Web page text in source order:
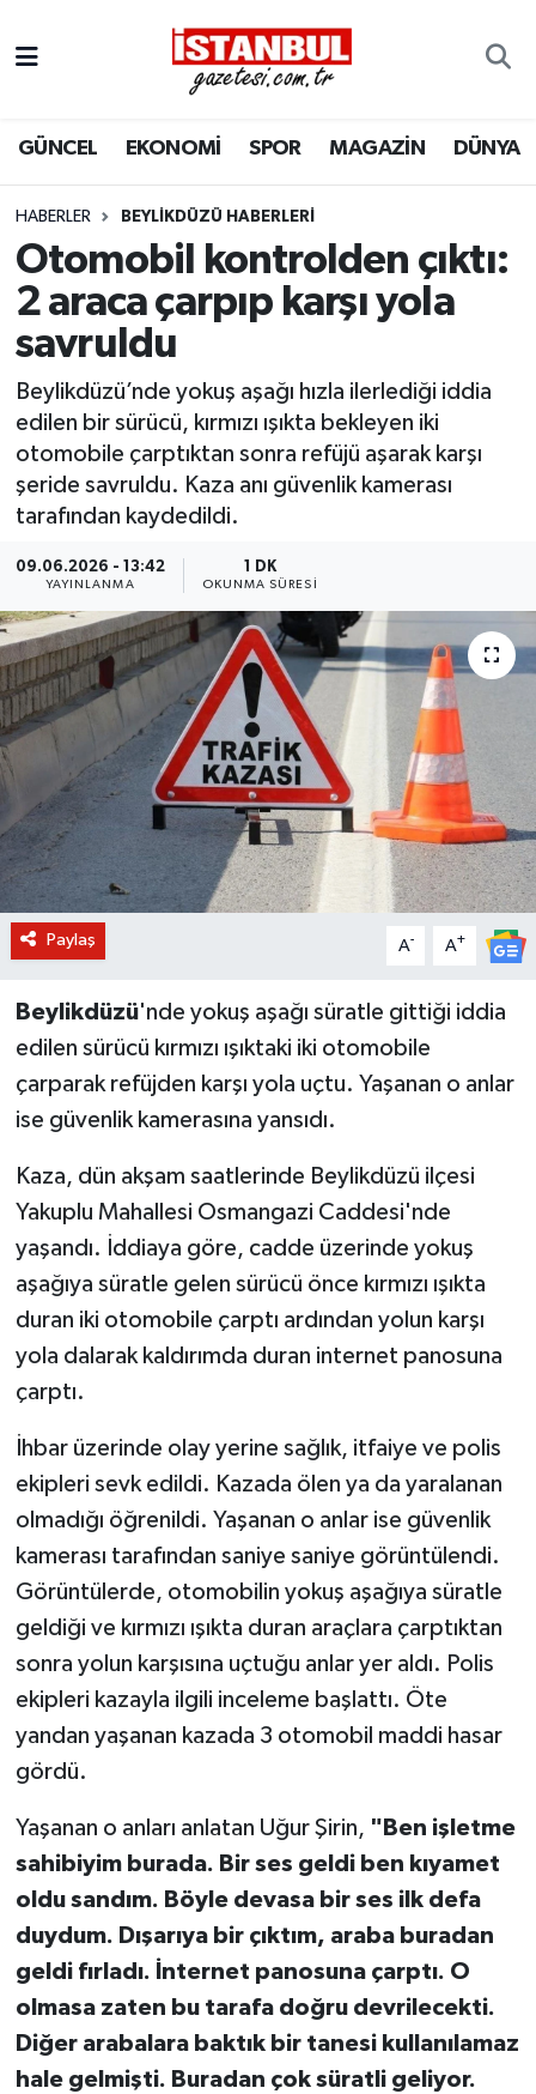
GÜNCEL EKONOMİ SPOR MAGAZİN DÜNYA
HABERLER BEYLIKDÜZÜ HABERLERI
Otomobil kontrolden çıktı:
2 araca çarpıp karşı yola
savruldu
Beylikdüzü’nde yokuş aşağı hızla ilerlediği iddia
edilen bir sürücü, kırmızı ışıkta bekleyen iki
otomobile çarptıktan sonra refüjü aşarak karşı
şeride savruldu. Kaza anı güvenlik kamerası
tarafından kaydedildi.
09.06.2026 - 13:42
YAYINLANMA
1 DK
OKUNMA SÜRESI
Paylaş A- A+
Beylikdüzü'nde yokuş aşağı süratle gittiği iddia
edilen sürücü kırmızı ışıktaki iki otomobile
çarparak refüjden karşı yola uçtu. Yaşanan o anlar
ise güvenlik kamerasına yansıdı.
Kaza, dün akşam saatlerinde Beylikdüzü ilçesi
Yakuplu Mahallesi Osmangazi Caddesi'nde
yaşandı. İddiaya göre, cadde üzerinde yokuş
aşağıya süratle gelen sürücü önce kırmızı ışıkta
duran iki otomobile çarptı ardından yolun karşı
yola dalarak kaldırımda duran internet panosuna
çarptı.
İhbar üzerinde olay yerine sağlık, itfaiye ve polis
ekipleri sevk edildi. Kazada ölen ya da yaralanan
olmadığı öğrenildi. Yaşanan o anlar ise güvenlik
kamerası tarafından saniye saniye görüntülendi.
Görüntülerde, otomobilin yokuş aşağıya süratle
geldiği ve kırmızı ışıkta duran araçlara çarptıktan
sonra yolun karşısına uçtuğu anlar yer aldı. Polis
ekipleri kazayla ilgili inceleme başlattı. Öte
yandan yaşanan kazada 3 otomobil maddi hasar
gördü.
Yaşanan o anları anlatan Uğur Şirin, "Ben işletme
sahibiyim burada. Bir ses geldi ben kıyamet
oldu sandım. Böyle devasa bir ses ilk defa
duydum. Dışarıya bir çıktım, araba buradan
geldi fırladı. İnternet panosuna çarptı. O
olmasa zaten bu tarafa doğru devrilecekti.
Diğer arabalara baktık bir tanesi kullanılamaz
hale gelmişti. Buradan çok süratli geliyor.
EKONOMİ
İSTANBUL
DÜNYA
SPOR
MAGAZİN
KÜLTÜR SANAT
SAĞLIK
BİLİM VE TEKNOLOJİ
OTOMOBİL
KURUMSAL
Nöbetçi Eczaneler
Hava Durumu
Trafik Durumu
Süper Lig Puan Durumu ve Fikstür
Tüm Manşetler
Son Dakika Haberleri
Haber Arşivi